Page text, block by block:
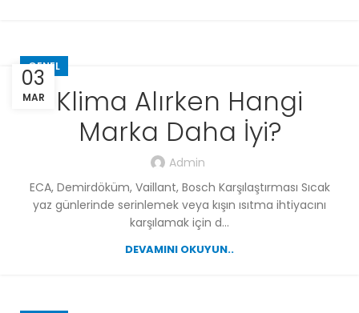
03
MAR
GENEL
Klima Alırken Hangi
Marka Daha İyi?
Admin
ECA, Demirdöküm, Vaillant, Bosch Karşılaştırması Sıcak
yaz günlerinde serinlemek veya kışın ısıtma ihtiyacını
karşılamak için d...
DEVAMINI OKUYUN..